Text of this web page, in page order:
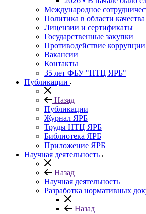
Международное
Политика в области качества
Лицензии и сертификаты
Государственные закупки
Противодействие коррупции
Вакансии
Контакты
35 лет ФБУ "НТЦ ЯРБ"
Публикации
Назад
Публикации
Журнал ЯРБ
Труды НТЦ ЯРБ
Библиотека ЯРБ
Приложение ЯРБ
Научная деятельность
Назад
Научная деятельность
Разработка нормативных
Назад